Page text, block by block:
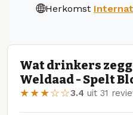
Herkomst
Wat drinkers
Weldaad - Spelt
★★★☆☆3.4 uit 31